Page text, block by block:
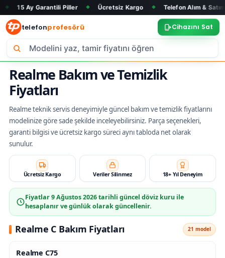
Garantili Piller ◆ Ücretsiz Kargo ◆ Telefon Alım & Satım ◆
telefonprofesörü Cihazını Sat
Realme Bakım ve Temizlik
Fiyatları
Realme teknik servis deneyimiyle güncel bakım ve temizlik fiyatlarını
modelinize göre sade şekilde inceleyebilirsiniz. Parça seçenekleri,
garanti bilgisi ve ücretsiz kargo süreci aynı tabloda net olarak
sunulur.
Ücretsiz Kargo Veriler Silinmez 18+ Yıl Deneyim
Fiyatlar9 Ağustos 2026tarihli güncel döviz kuru ile
hesaplanır ve günlük olarak güncellenir.
Realme C Bakım Fiyatları 21 model
Realme C75